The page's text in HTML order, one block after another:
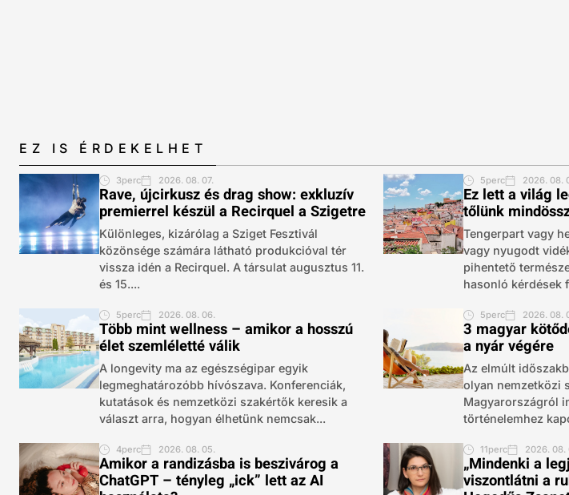
EZ IS ÉRDEKELHET
3perc 2026. 08. 07.
Rave, újcirkusz és drag show: exkluzív
premierrel készül a Recirquel a Szigetre
Különleges, kizárólag a Sziget Fesztivál
közönsége számára látható produkcióval tér
vissza idén a Recirquel. A társulat augusztus 11.
és 15....
5perc 2026. 08.
Ez lett a világ
tőlünk
Tengerpart vagy
vagy nyugodt
pihentető
hasonló kérdések
5perc 2026. 08. 06.
Több mint wellness – amikor a hosszú
élet szemléletté válik
A longevity ma az egészségipar egyik
legmeghatározóbb hívószava. Konferenciák,
kutatások és nemzetközi szakértők keresik a
választ arra, hogyan élhetünk nemcsak...
5perc 2026. 08.
3 magyar
a nyár végére
Az elmúlt
olyan nemzetközi
Magyarországról
történelemhez
4perc 2026. 08. 05.
Amikor a randizásba is beszivárog a
ChatGPT – tényleg „ick” lett az AI
11perc 2026. 08.
„Mindenki a
viszontlátni a